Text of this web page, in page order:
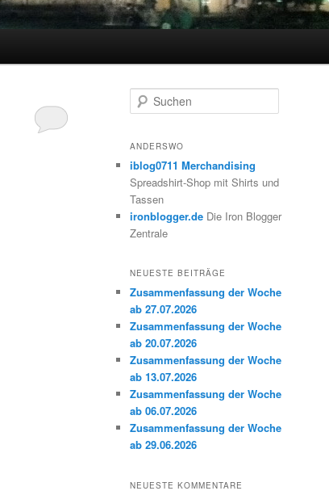
u
h
n
ANDERSWO
iblog0711 Merchandising
Spreadshirt-Shop mit Shirts und
Tassen
ironblogger.de Die Iron Blogger
Zentrale
NEUESTE BEITRÄGE
Zusammenfassung der Woche
ab 27.07.2026
Zusammenfassung der Woche
ab 20.07.2026
Zusammenfassung der Woche
ab 13.07.2026
Zusammenfassung der Woche
ab 06.07.2026
Zusammenfassung der Woche
ab 29.06.2026
NEUESTE KOMMENTARE